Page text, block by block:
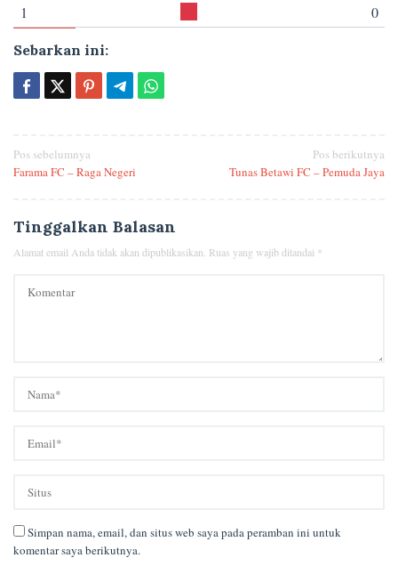
1
0
Sebarkan ini:
Navigasi
pos
Pos sebelumnya
Farama FC – Raga Negeri
Pos berikutnya
Tunas Betawi FC – Pemuda Jaya
Tinggalkan Balasan
Alamat email Anda tidak akan dipublikasikan. Ruas yang wajib ditandai *
Simpan nama, email, dan situs web saya pada peramban ini untuk
komentar saya berikutnya.